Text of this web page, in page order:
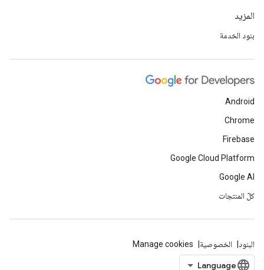
المزيد
بنود الخدمة
Android
Chrome
Firebase
Google Cloud Platform
Google AI
كلّ المنتجات
البنود الخصوصية Manage cookies